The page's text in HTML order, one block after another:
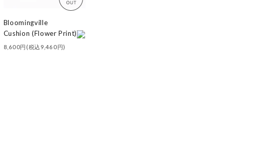
Bloomingville
Cushion (Flower Print)
8,600円(税込9,460円)